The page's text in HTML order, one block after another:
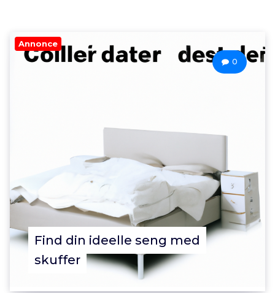
Annonce
Find din ideelle seng med
skuffer
0